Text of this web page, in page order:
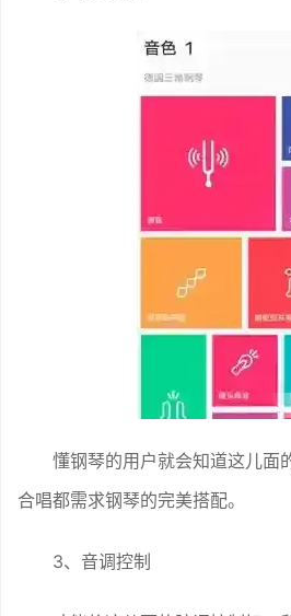
懂钢琴的用户就会知道这儿面
合唱都需求钢琴的完美搭配。
3、音调控制